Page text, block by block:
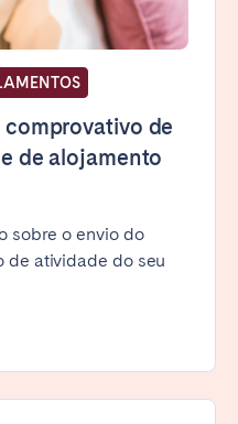
comprovativo de
de alojamento
sobre o envio do
de atividade do seu